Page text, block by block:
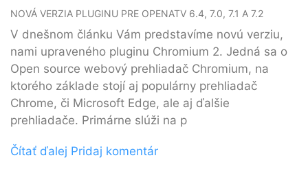
NOVÁ VERZIA PLUGINU PRE OPENATV 6.4, 7.0, 7.1 A 7.2
V dnešnom článku Vám predstavíme novú verziu,
nami upraveného pluginu Chromium 2. Jedná sa o
Open source webový prehliadač Chromium, na
ktorého základe stojí aj populárny prehliadač
Chrome, či Microsoft Edge, ale aj ďalšie
prehliadače. Primárne slúži na p
Čítať ďalej Pridaj komentár